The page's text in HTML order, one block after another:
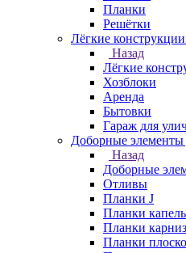
Планки
Решётки
Лёгкие конструкции
Назад
Лёгкие
Хозблоки
Аренда
Бытовки
Гараж для
Доборные элементы
Назад
Доборные
Отливы
Планки J
Планки
Планки
Планки